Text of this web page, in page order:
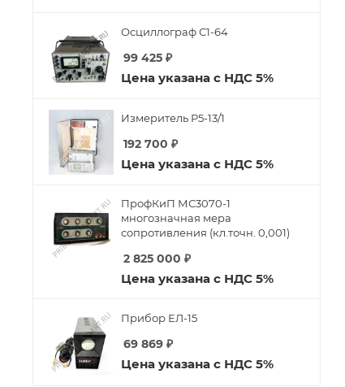
Осциллограф С1-64
99 425 ₽
Цена указана с НДС 5%
Измеритель Р5-13/1
192 700 ₽
Цена указана с НДС 5%
ПрофКиП МС3070-1
многозначная мера
сопротивления (кл.точн. 0,001)
2 825 000 ₽
Цена указана с НДС 5%
Прибор ЕЛ-15
69 869 ₽
Цена указана с НДС 5%